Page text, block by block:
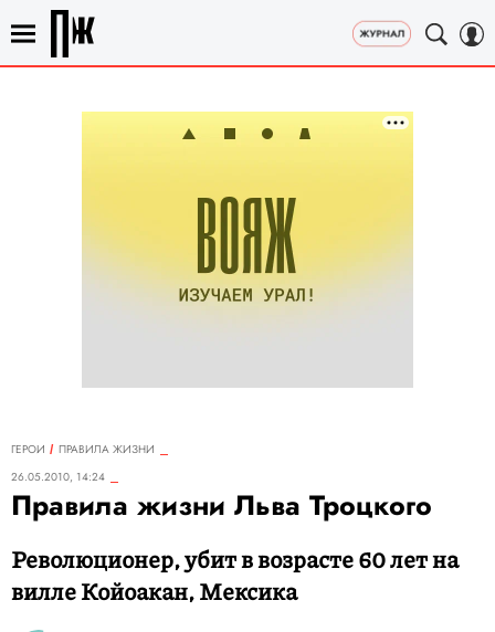
ГЕРОИ
ПРАВИЛА ЖИЗНИ
26.05.2010, 14:24
Правила жизни Льва Троцкого
Революционер, убит в возрасте 60 лет на
вилле Койоакан, Мексика